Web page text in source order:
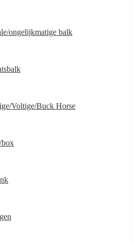
ongelijkmatige balk
Voltige/Buck Horse
box